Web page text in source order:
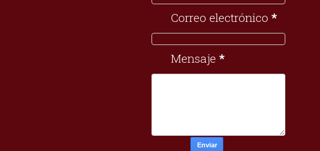
Correo electrónico *
Mensaje *